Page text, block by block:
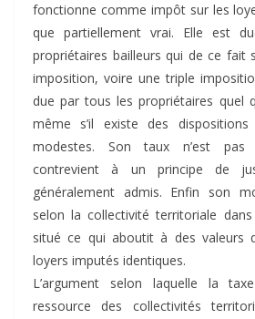
fonctionne comme impôt sur les
que partiellement vrai. Elle est
propriétaires bailleurs qui de ce fait
imposition, voire une triple
due par tous les propriétaires quel
même s’il existe des
modestes. Son taux n’est
contrevient à un principe de
généralement admis. Enfin son
selon la collectivité territoriale
situé ce qui aboutit à des valeurs
loyers imputés identiques.
L’argument selon laquelle la
ressource des collectivités